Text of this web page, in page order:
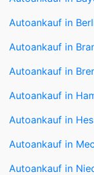
Autoankauf in
Autoankauf in
Autoankauf in
Autoankauf in
Autoankauf in
Autoankauf in
Autoankauf in